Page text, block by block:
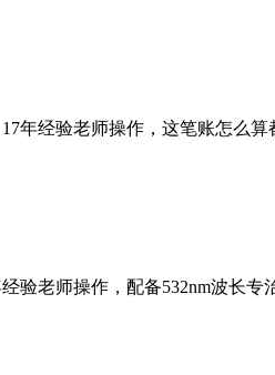
年经验老师操作，这笔账怎么
验老师操作，配备532nm波长